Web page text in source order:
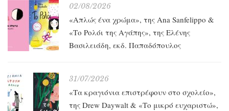
02/08/2026
«Απλώς ένα χρώμα», της Ana Sanfelippo &
«Το Ρολόι της Αγάπης», της Ελένης
Βασιλειάδη, εκδ. Παπαδόπουλος
31/07/2026
«Τα κραγιόνια επιστρέφουν στο σχολείο»,
της Drew Daywalt & «Το μικρό ευχαριστώ»,